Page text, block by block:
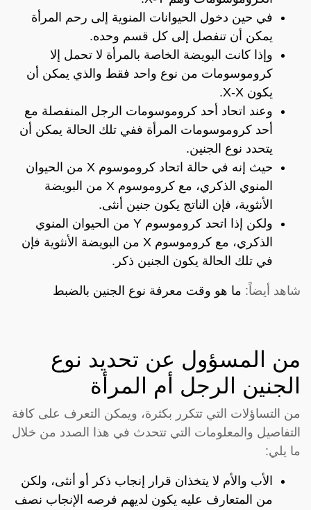
في حين دخول الحيوانات المنوية إلى رحم المرأة
يمكن أن تنفصل إلى كل قسم وحده.
وإذا كانت البويضة الخاصة بالمرأة لا تحمل إلا
كروموسومات من نوع واحد فقط والذي يمكن أن
يكون X-X.
وعند اتحاد أحد كروموسومات الرجل المنفصلة مع
أحد كروموسومات المرأة ففي تلك الحالة يمكن أن
يتحدد نوع الجنين.
حيث إنه في حالة اتحاد كروموسوم X من الحيوان
المنوي الذكري، مع كروموسوم X من البويضة
الأنثوية، فإن الناتج يكون جنين أنثى.
ولكن إذا اتحد كروموسوم Y من الحيوان المنوي
الذكري، مع كروموسوم X من البويضة الأنثوية فإن
في تلك الحالة يكون الجنين ذكر.
شاهد أيضاً: ما هو وقت معرفة نوع الجنين بالضبط
من المسؤول عن تحديد نوع
الجنين الرجل أم المرأة
من التساؤلات التي تتكرر بكثرة، ويمكن التعرف على كافة
التفاصيل والمعلومات التي تتحدث في هذا الصدد من خلال
ما يلي:
الأب والأم لا يتخذان قرار إنجاب ذكر أو أنثى، ولكن
من المتعارف عليه يكون لديهم فرصه الإنجاب نصف